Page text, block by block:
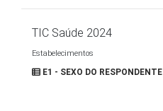
TIC Saúde 2024
Estabelecimentos
E1 - SEXO DO RESPONDENTE